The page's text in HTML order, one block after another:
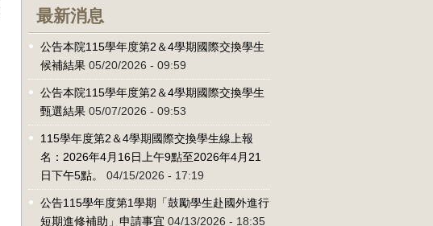
最新消息
公告本院115學年度第2＆4學期國際交換學生
候補結果 05/20/2026 - 09:59
公告本院115學年度第2＆4學期國際交換學生
甄選結果 05/07/2026 - 09:53
115學年度第2＆4學期國際交換學生線上報
名：2026年4月16日上午9點至2026年4月21
日下午5點。
04/15/2026 - 17:19
公告115學年度第1學期「鼓勵學生赴國外進行
短期進修補助」申請事宜 04/13/2026 - 18:35